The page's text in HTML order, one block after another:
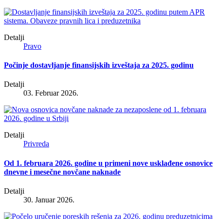
Detalji
Pravo
Počinje dostavljanje finansijskih izveštaja za 2025. godinu
Detalji
03. Februar 2026.
Detalji
Privreda
Od 1. februara 2026. godine u primeni nove usklađene osnovice
dnevne i mesečne novčane naknade
Detalji
30. Januar 2026.